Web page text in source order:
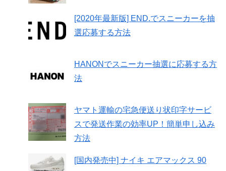
[2020年最新版] END.でスニーカーを抽
選応募する方法
HANONでスニーカー抽選に応募する方
法
ヤマト運輸の宅急便送り状印字サービ
スで発送作業の効率UP！簡単申し込み
方法
[国内発売中] ナイキ エアマックス 90